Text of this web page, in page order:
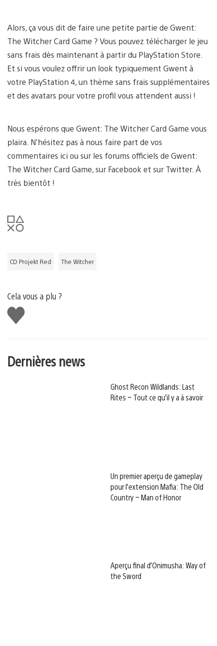
Alors, ça vous dit de faire une petite partie de Gwent:
The Witcher Card Game ? Vous pouvez télécharger le jeu
sans frais dès maintenant à partir du PlayStation Store.
Et si vous voulez offrir un look typiquement Gwent à
votre PlayStation 4, un thème sans frais supplémentaires
et des avatars pour votre profil vous attendent aussi !
Nous espérons que Gwent: The Witcher Card Game vous
plaira. N’hésitez pas à nous faire part de vos
commentaires ici ou sur les forums officiels de Gwent:
The Witcher Card Game, sur Facebook et sur Twitter. À
très bientôt !
CD Projekt Red The Witcher
Cela vous a plu ?
J'aime
Dernières news
Ghost Recon Wildlands: Last
Rites – Tout ce qu’il y a à savoir
Un premier aperçu de gameplay
pour l’extension Mafia: The Old
Country – Man of Honor
Aperçu final d’Onimusha: Way of
the Sword